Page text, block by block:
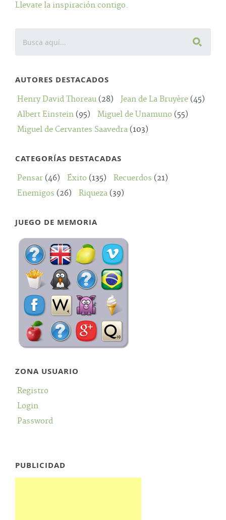
Llevate la inspiración contigo.
AUTORES DESTACADOS
Henry David Thoreau (28) Jean de La Bruyère (45)
Albert Einstein (95) Miguel de Unamuno (55)
Miguel de Cervantes Saavedra (103)
CATEGORÍAS DESTACADAS
Pensar (46) Éxito (135) Recuerdos (21)
Enemigos (26) Riqueza (39)
JUEGO DE MEMORIA
ZONA USUARIO
Registro
Login
Password
PUBLICIDAD